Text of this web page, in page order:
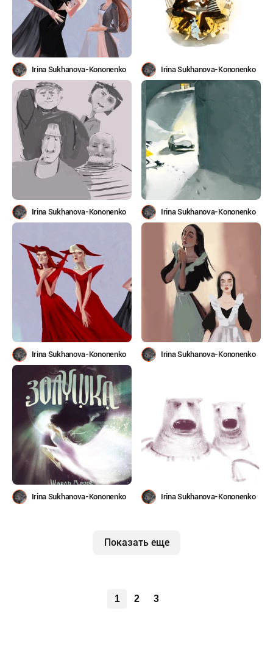
Irina Sukhanova-Kononenko Irina Sukhanova-Kononenko
Irina Sukhanova-Kononenko Irina Sukhanova-Kononenko
Irina Sukhanova-Kononenko Irina Sukhanova-Kononenko
Irina Sukhanova-Kononenko Irina Sukhanova-Kononenko
Показать еще
1 2 3